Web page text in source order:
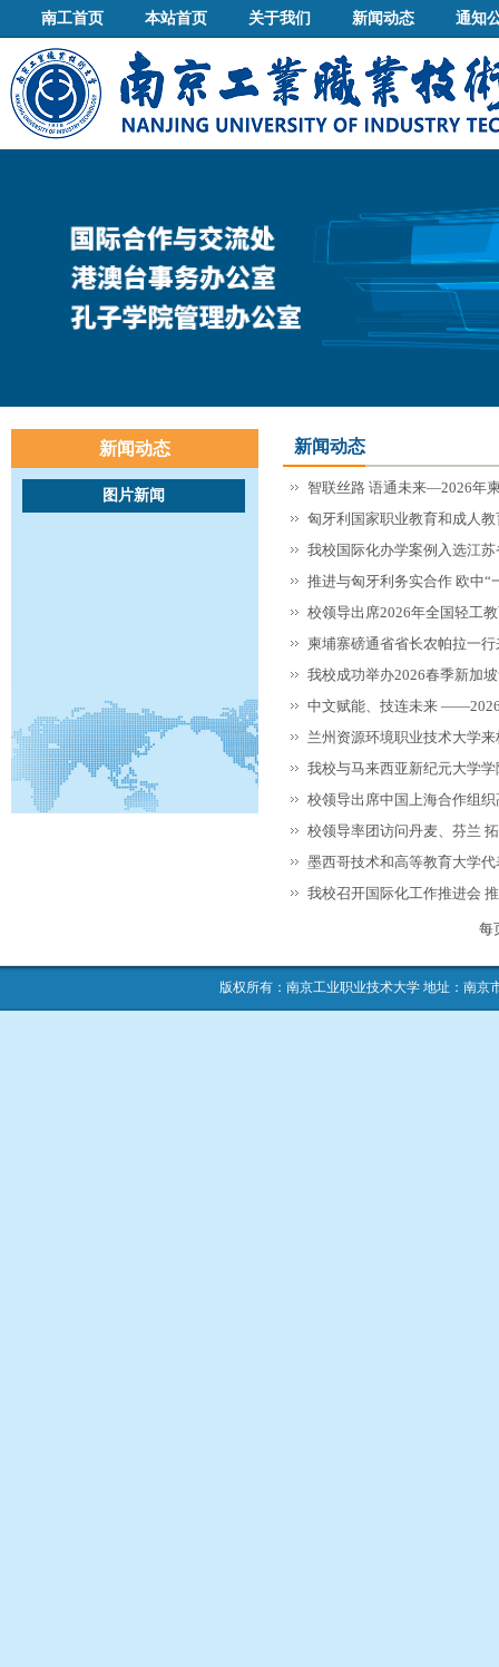
南工首页 本站首页 关于我们 新闻动态 通知
新闻动态
图片新闻
新闻动态
智联丝路 语通未来—2026年
匈牙利国家职业教育和成人
我校国际化办学案例入选江
推进与匈牙利务实合作 欧中“
校领导出席2026年全国轻工
柬埔寨磅通省省长农帕拉一
我校成功举办2026春季新加
中文赋能、技连未来
兰州资源环境职业技术大学
我校与马来西亚新纪元大学
校领导出席中国上海合作组
校领导率团访问丹麦、芬兰
墨西哥技术和高等教育大学
我校召开国际化工作推进会
每
版权所有：南京工业职业技术大学 地址：南京